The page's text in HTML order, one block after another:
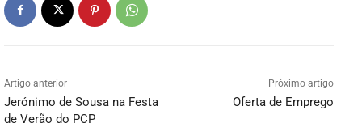
Artigo anterior
Jerónimo de Sousa na Festa
de Verão do PCP
Próximo artigo
Oferta de Emprego